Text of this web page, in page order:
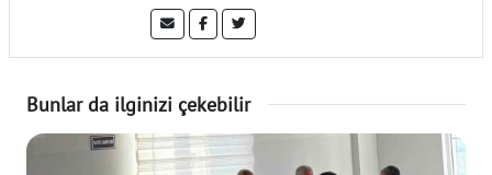
Bunlar da ilginizi çekebilir